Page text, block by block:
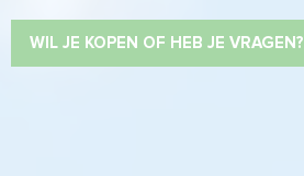
WIL JE KOPEN OF HEB JE VRAGEN?